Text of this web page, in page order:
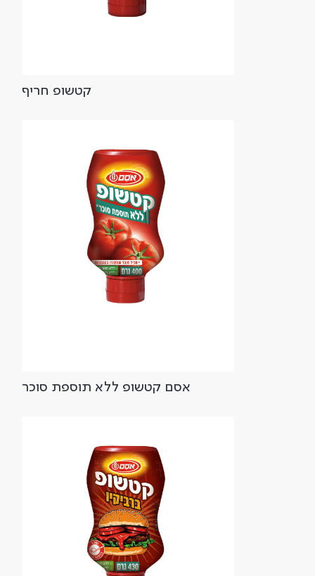
קטשופ חריף
אסם קטשופ ללא תוספת סוכר